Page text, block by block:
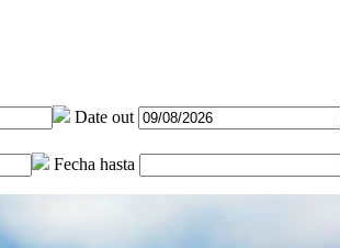
Date out
Fecha hasta